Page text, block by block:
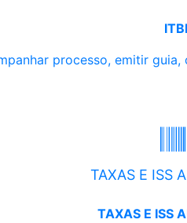
ITBI
processo, emitir
TAXAS E ISS
TAXAS E ISS